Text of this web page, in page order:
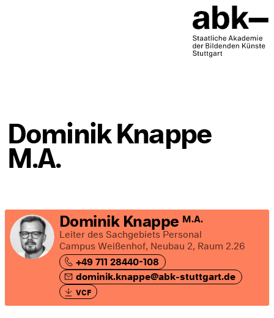
Dominik Knappe
M.A.
Dominik Knappe M.A.
Leiter des Sachgebiets Personal
Campus Weißenhof, Neubau 2, Raum 2.26
+49 711 28440-108
dominik.knappe@abk-stuttgart.de
VCF